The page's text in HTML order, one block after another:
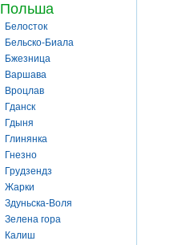
Польша
Белосток
Бельско-Биала
Бжезница
Варшава
Вроцлав
Гданск
Гдыня
Глинянка
Гнезно
Грудзендз
Жарки
Здуньска-Воля
Зелена гора
Калиш